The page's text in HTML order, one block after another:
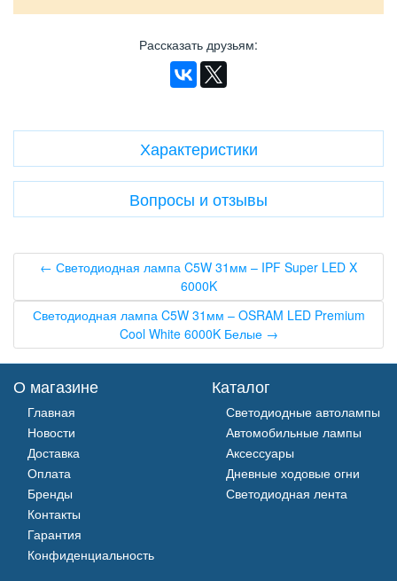
Рассказать друзьям:
Характеристики
Вопросы и отзывы
← Светодиодная лампа C5W 31мм – IPF Super LED X
6000K
Светодиодная лампа C5W 31мм – OSRAM LED Premium
Cool White 6000K Белые →
О магазине
Главная
Новости
Доставка
Оплата
Бренды
Контакты
Гарантия
Конфиденциальность
Каталог
Светодиодные автолампы
Автомобильные лампы
Аксессуары
Дневные ходовые огни
Светодиодная лента